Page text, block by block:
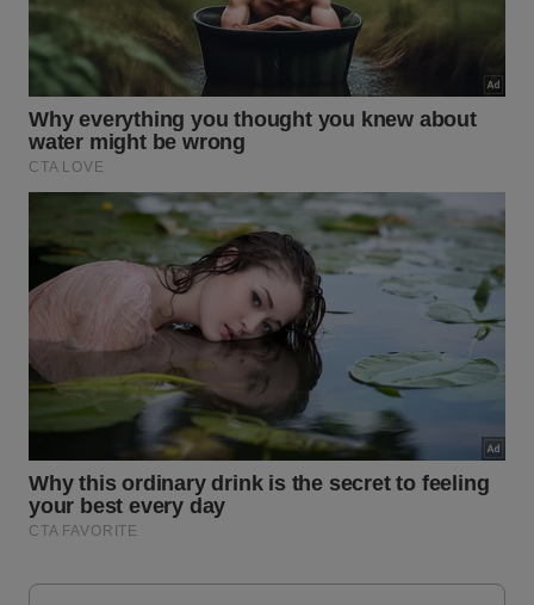
maior
conforto familiar.
Por fim, manter a ventilação natural ativa e adotar
rotinas preventivas são os verdadeiros segredos
para conservar os espaços agradáveis por muito
mais tempo. Essa postura proativa reduz os
saudávele transformando completamente a
experiência do lardiária.